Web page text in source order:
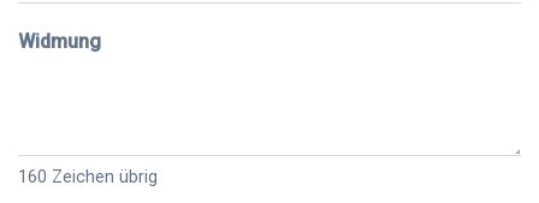
Widmung
160 Zeichen übrig